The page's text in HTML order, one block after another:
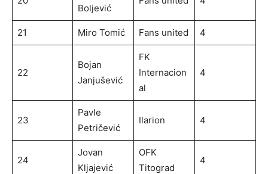
Boljević
21 Miro Tomić Fans united 4
22
Bojan
Janjušević
FK
Internacion
al
4
23
Pavle
Petričević
Ilarion 4
24
Jovan
Kljajević
OFK
Titograd
4